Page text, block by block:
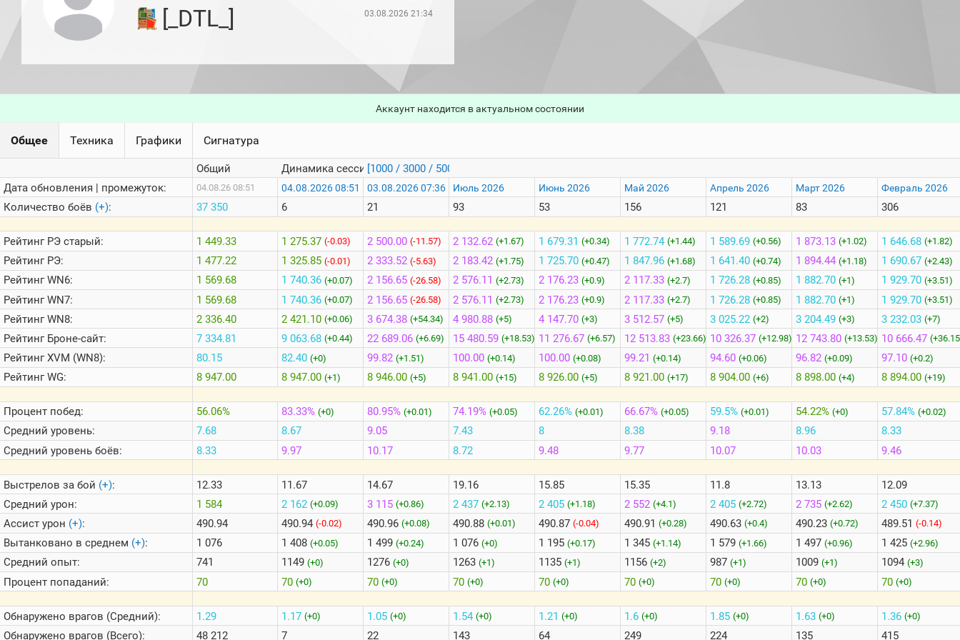
последние
1000
стримеров
Информация
Онлайн
Цветовая
шкала
Теlegram
ВК
Портал
Мира
[_DTL_]
03.08.2026 21:34
Аккаунт находится в актуальном состоянии
Общее Техника Графики Сигнатура
Дата обновления | промежуток:
Количество боёв (+):
РейтингРЭ старый:
РейтингРЭ:
РейтингWN6:
РейтингWN7:
РейтингWN8:
РейтингБроне-сайт:
РейтингXVM (WN8):
РейтингWG:
Процент побед:
Средний уровень:
Средний уровень боёв:
Выстрелов за бой (+):
Средний урон:
Ассист урон (+):
Вытанковано в среднем (+):
Средний опыт:
Процент попаданий:
Обнаружено врагов (Средний):
Обнаружено врагов (Всего):
Общий
04.08.26 08:51
37 350
1 449.33
1 477.22
1 569.68
1 569.68
2 336.40
7 334.81
80.15
8 947.00
56.06%
7.68
8.33
12.33
1 584
490.94
1 076
741
70
1.29
48 212
Динамика сессий
04.08.2026 08:51
6
1 275.37 (-0.03)
1 325.85 (-0.01)
1 740.36 (+0.07)
1 740.36 (+0.07)
2 421.10 (+0.06)
9 063.68 (+0.44)
82.40 (+0)
8 947.00 (+1)
83.33% (+0)
8.67
9.97
11.67
2 162 (+0.09)
490.94 (-0.02)
1 408 (+0.05)
1149 (+0)
70 (+0)
1.17 (+0)
7
[1000 / 3000 / 5000]
03.08.2026 07:36
21
2 500.00 (-11.57)
2 333.52 (-5.63)
2 156.65 (-26.58)
2 156.65 (-26.58)
3 674.38 (+54.34)
22 689.06 (+6.69)
99.82 (+1.51)
8 946.00 (+5)
80.95% (+0.01)
9.05
10.17
14.67
3 115 (+0.86)
490.96 (+0.08)
1 499 (+0.24)
1276 (+0)
70 (+0)
1.05 (+0)
22
Июль 2026
93
2 132.62 (+1.67)
2 183.42 (+1.75)
2 576.11 (+2.73)
2 576.11 (+2.73)
4 980.88 (+5)
15 480.59 (+18.53)
100.00 (+0.14)
8 941.00 (+15)
74.19% (+0.05)
7.43
8.72
19.16
2 437 (+2.13)
490.88 (+0.01)
1 076 (+0)
1263 (+1)
70 (+0)
1.54 (+0)
143
Июнь 2026
53
1 679.31 (+0.34)
1 725.70 (+0.47)
2 176.23 (+0.9)
2 176.23 (+0.9)
4 147.70 (+3)
11 276.67 (+6.57)
100.00 (+0.08)
8 926.00 (+5)
62.26% (+0.01)
8
9.48
15.85
2 405 (+1.18)
490.87 (-0.04)
1 195 (+0.17)
1135 (+1)
70 (+0)
1.21 (+0)
64
Май 2026
156
1 772.74 (+1.44)
1 847.96 (+1.68)
2 117.33 (+2.7)
2 117.33 (+2.7)
3 512.57 (+5)
12 513.83 (+23.66)
99.21 (+0.14)
8 921.00 (+17)
66.67% (+0.05)
8.38
9.77
15.35
2 552 (+4.1)
490.91 (+0.28)
1 345 (+1.14)
1156 (+2)
70 (+0)
1.6 (+0)
249
Апрель 2026
121
1 589.69 (+0.56)
1 641.40 (+0.74)
1 726.28 (+0.85)
1 726.28 (+0.85)
3 025.22 (+2)
10 326.37 (+12.98)
94.60 (+0.06)
8 904.00 (+6)
59.5% (+0.01)
9.18
10.07
11.8
2 405 (+2.72)
490.63 (+0.4)
1 579 (+1.66)
987 (+1)
70 (+0)
1.85 (+0)
224
Март 2026
83
1 873.13 (+1.02)
1 894.44 (+1.18)
1 882.70 (+1)
1 882.70 (+1)
3 204.49 (+3)
12 743.80 (+13.53)
96.82 (+0.09)
8 898.00 (+4)
54.22% (+0)
8.96
10.03
13.13
2 735 (+2.62)
490.23 (+0.72)
1 497 (+0.96)
1009 (+1)
70 (+0)
1.63 (+0)
135
Февраль 2026
306
1 646.68 (+1.82)
1 690.67 (+2.43)
1 929.70 (+3.51)
1 929.70 (+3.51)
3 232.03 (+7)
10 666.47
97.10 (+0.2)
8 894.00 (+19)
57.84% (+0.02)
8.33
9.46
12.09
2 450 (+7.37)
489.51 (-0.14)
1 425 (+2.96)
1094 (+3)
70 (+0)
1.36 (+0)
415